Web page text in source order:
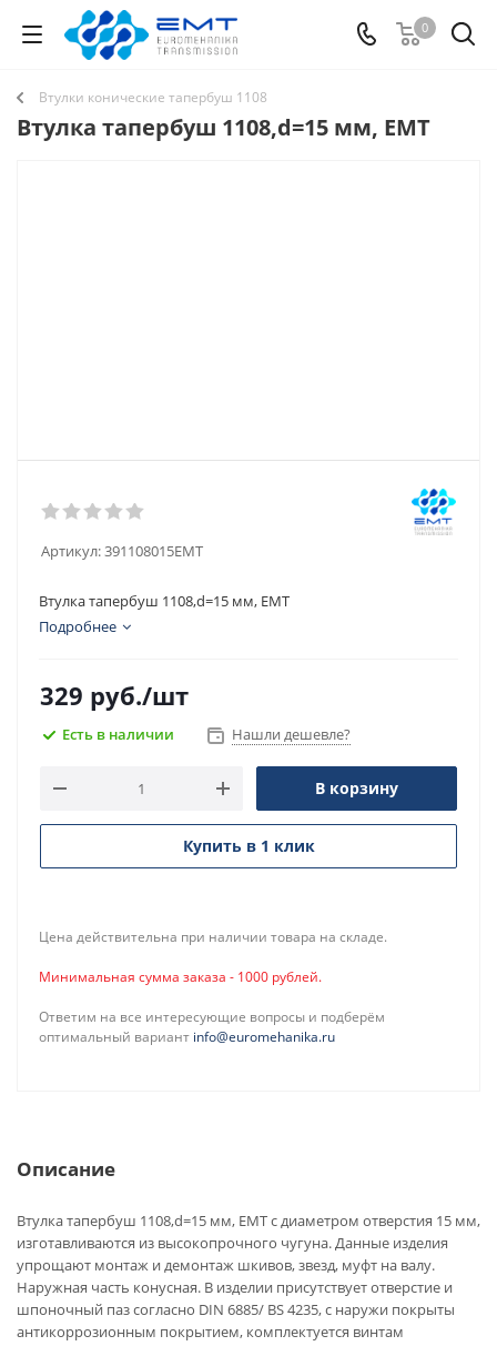
0
Втулки конические тапербуш 1108
Втулка тапербуш 1108,d=15 мм, EMT
Артикул:391108015EMT
Втулка тапербуш 1108,d=15 мм, EMT
Подробнее
329 руб./шт
Есть в наличии Нашли дешевле?
В корзину
Купить в 1 клик
Цена действительна при наличии товара на складе.
Минимальная сумма заказа - 1000 рублей.
Ответим на все интересующие вопросы и подберём
оптимальный вариант info@euromehanika.ru
Описание
Втулка тапербуш 1108,d=15 мм, EMT с диаметром отверстия 15 мм,
изготавливаются из высокопрочного чугуна. Данные изделия
упрощают монтаж и демонтаж шкивов, звезд, муфт на валу.
Наружная часть конусная. В изделии присутствует отверстие и
шпоночный паз согласно DIN 6885/ BS 4235, с наружи покрыты
антикоррозионным покрытием, комплектуется винтам